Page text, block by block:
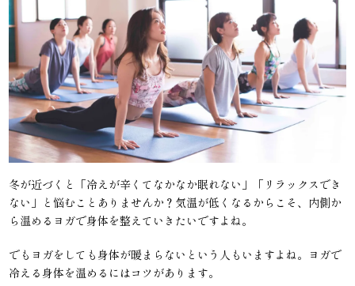
冬が近づくと「冷えが辛くてなかなか眠れない」「リラックスでき
ない」と悩むことありませんか？気温が低くなるからこそ、内側か
ら温めるヨガで身体を整えていきたいですよね。
でもヨガをしても身体が暖まらないという人もいますよね。ヨガで
冷える身体を温めるにはコツがあります。